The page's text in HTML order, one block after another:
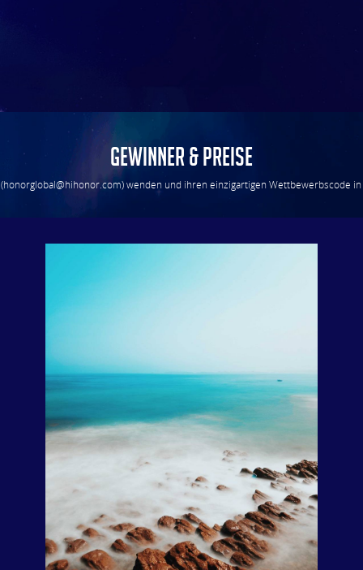
Gewinner & Preise
wenden und ihren einzigartigen Wettbewerbscode